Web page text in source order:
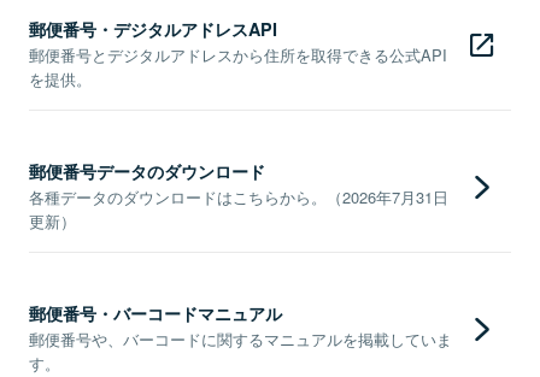
郵便番号・デジタルアドレスAPI
郵便番号とデジタルアドレスから住所を取得できる公式API
を提供。
郵便番号データのダウンロード
各種データのダウンロードはこちらから。（2026年7月31日
更新）
郵便番号・バーコードマニュアル
郵便番号や、バーコードに関するマニュアルを掲載していま
す。